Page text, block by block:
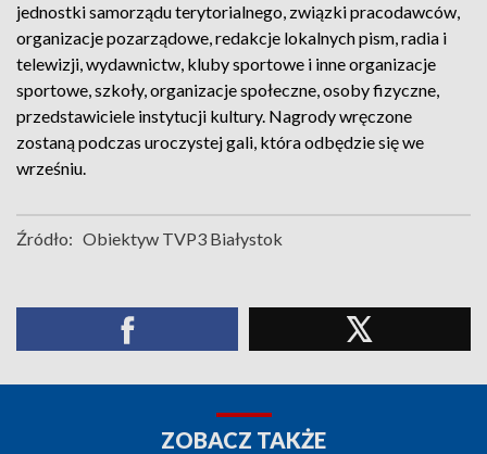
jednostki samorządu terytorialnego, związki pracodawców,
organizacje pozarządowe, redakcje lokalnych pism, radia i
telewizji, wydawnictw, kluby sportowe i inne organizacje
sportowe, szkoły, organizacje społeczne, osoby fizyczne,
przedstawiciele instytucji kultury. Nagrody wręczone
zostaną podczas uroczystej gali, która odbędzie się we
wrześniu.
Źródło: Obiektyw TVP3 Białystok
ZOBACZ TAKŻE